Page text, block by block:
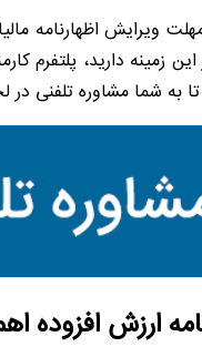
ویرایش اظهارنامه
زمینه دارید، پلتفرم
ارزش افزوده